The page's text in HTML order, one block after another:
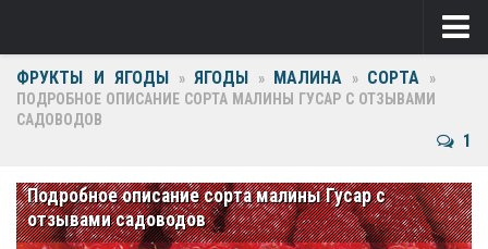
Ягоды
Виноград
Крыжовник
ФРУКТЫ И ЯГОДЫ » ЯГОДЫ » МАЛИНА » СОРТА »
ПОДРОБНОЕ ОПИСАНИЕ СОРТА МАЛИНЫ ГУСАР С ОТЗЫВАМИ
САДОВОДОВ
1
Подробное описание сорта малины Гусар с
отзывами садоводов